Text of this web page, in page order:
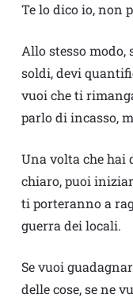
Te lo dico io, non
Allo stesso modo,
soldi, devi
vuoi che ti
parlo di incasso,
Una volta che hai
chiaro, puoi
ti porteranno a
guerra dei locali.
Se vuoi
delle cose, se ne